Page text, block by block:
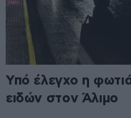
Υπό έλεγχο η
ειδών στον Άλιμο